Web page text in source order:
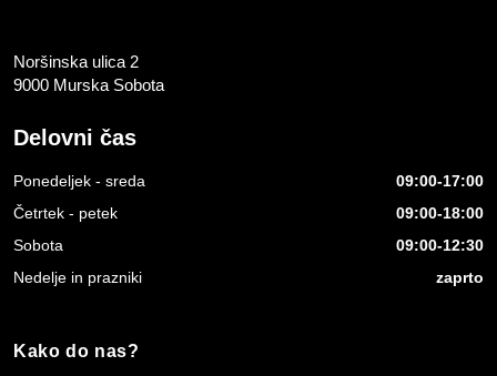
Noršinska ulica 2
9000 Murska Sobota
Delovni čas
Ponedeljek - sreda
09:00-17:00
Četrtek - petek
09:00-18:00
Sobota
09:00-12:30
Nedelje in prazniki
zaprto
Kako do nas?